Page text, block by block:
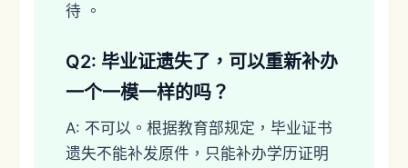
待 。
Q2: 毕业证遗失了，可以重新补办
一个一模一样的吗？
A: 不可以。根据教育部规定，毕业证书
遗失不能补发原件，只能补办学历证明